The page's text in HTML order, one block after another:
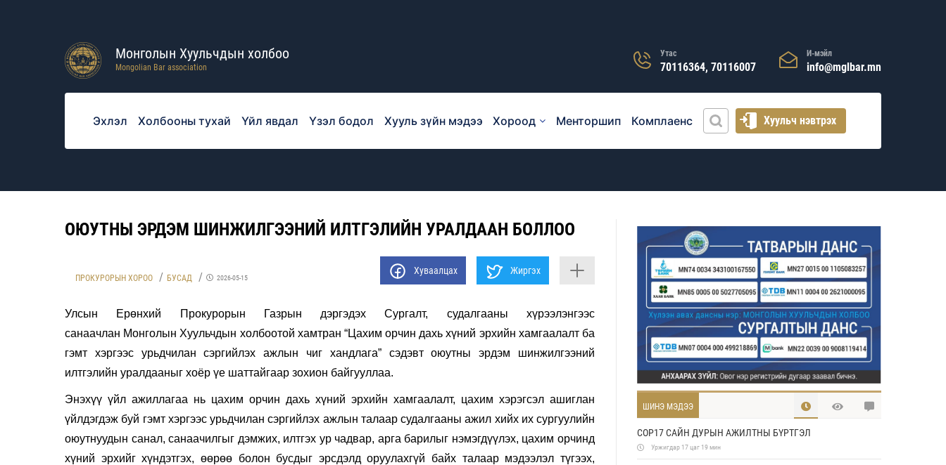
Монголын Хуульчдын холбоо
Mongolian Bar association
Утас
70116364, 70116007
И-мэйл
info@mglbar.mn
Эхлэл Холбооны тухай Үйл явдал Үзэл бодол Хууль зүйн мэдээ Хороод Менторшип Комплаенс Хуульч нэвтрэх
ОЮУТНЫ ЭРДЭМ ШИНЖИЛГЭЭНИЙ ИЛТГЭЛИЙН УРАЛДААН БОЛЛОО
ПРОКУРОРЫН ХОРОО БУСАД 2026-05-15
Хуваалцах Жиргэх
Улсын Ерөнхий Прокурорын Газрын дэргэдэх Сургалт, судалгааны хүрээлэнгээс
санаачлан Монголын Хуульчдын холбоотой хамтран “Цахим орчин дахь хүний эрхийн хамгаалалт ба
гэмт хэргээс урьдчилан сэргийлэх ажлын чиг хандлага” сэдэвт оюутны эрдэм шинжилгээний
илтгэлийн уралдааныг хоёр үе шаттайгаар зохион байгууллаа.
Энэхүү үйл ажиллагаа нь цахим орчин дахь хүний эрхийн хамгаалалт, цахим хэрэгсэл ашиглан
үйлдэгдэж буй гэмт хэргээс урьдчилан сэргийлэх ажлын талаар судалгааны ажил хийх их сургуулийн
оюутнуудын санал, санаачилгыг дэмжих, илтгэх ур чадвар, арга барилыг нэмэгдүүлэх, цахим орчинд
хүний эрхийг хүндэтгэх, өөрөө болон бусдыг эрсдэлд оруулахгүй байх талаар мэдээлэл түгээх,
ШИНЭ МЭДЭЭ
COP17 САЙН ДУРЫН АЖИЛТНЫ БҮРТГЭЛ
Уржигдар 17 цаг 19 мин